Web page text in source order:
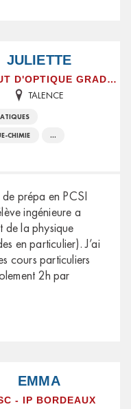
JULIETTE
INSTITUT D'OPTIQUE GRADUATE SCHOOL
TALENCE
CHIMIE ...
prépa en PCSI
ingénieure a
de la physique
en particulier). J’ai
cours particuliers
2h par
EMMA
- IP BORDEAUX